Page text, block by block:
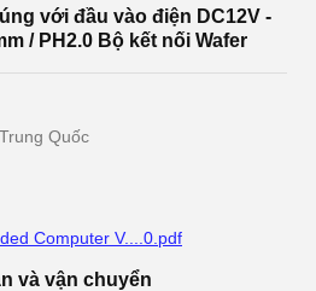
với đầu vào điện DC12V -
/ PH2.0 Bộ kết nối Wafer
Quốc
Computer V....0.pdf
và vận chuyển